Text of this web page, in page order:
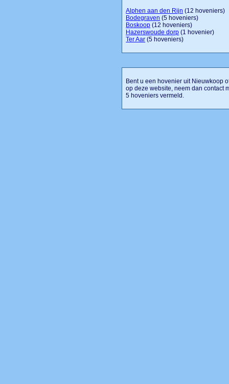
Alphen aan den Rijn (12 hoveniers)
Bodegraven (5 hoveniers)
Boskoop (12 hoveniers)
Hazerswoude dorp (1 hovenier)
Ter Aar (5 hoveniers)
Bent u een hovenier uit Nieuwkoop
op deze website, neem dan contact
5 hoveniers vermeld.